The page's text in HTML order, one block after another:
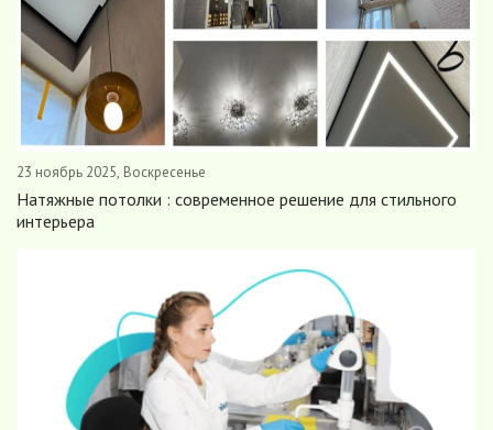
23 ноябрь 2025, Воскресенье
Натяжные потолки : современное решение для стильного
интерьера